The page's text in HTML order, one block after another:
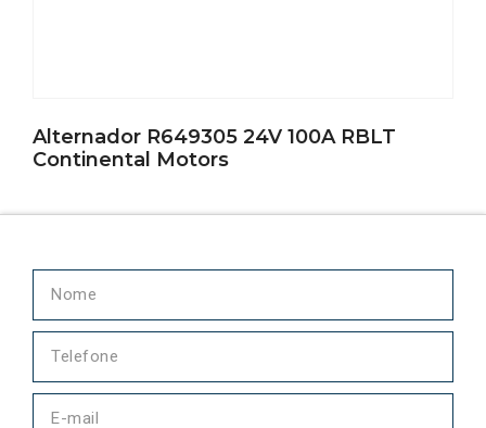
Alternador R649305 24V 100A RBLT
Continental Motors